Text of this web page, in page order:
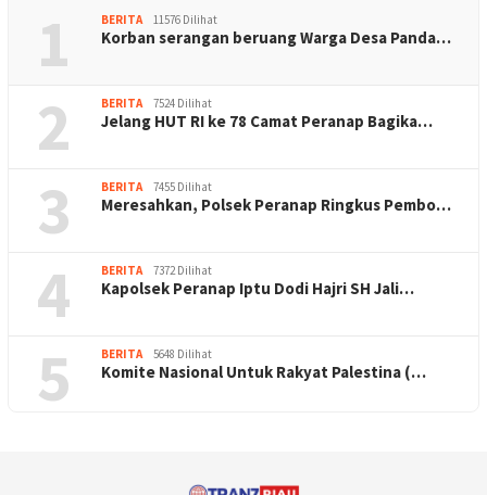
1 BERITA 11576 Dilihat
Korban serangan beruang Warga Desa Panda…
2 BERITA 7524 Dilihat
Jelang HUT RI ke 78 Camat Peranap Bagika…
3 BERITA 7455 Dilihat
Meresahkan, Polsek Peranap Ringkus Pembo…
4 BERITA 7372 Dilihat
Kapolsek Peranap Iptu Dodi Hajri SH Jali…
5 BERITA 5648 Dilihat
Komite Nasional Untuk Rakyat Palestina (…